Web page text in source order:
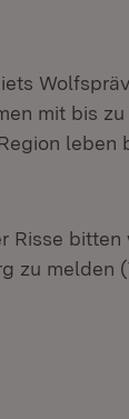
mit bis
leben
Risse
zu melden